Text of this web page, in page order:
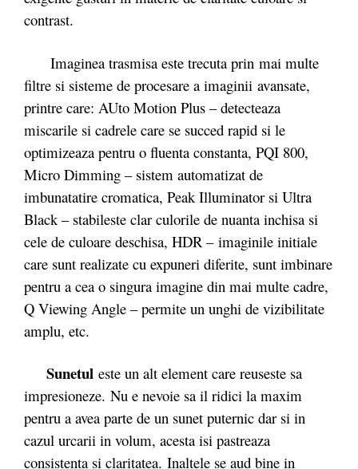
contrast.
Imaginea trasmisa este trecuta prin mai multe
filtre si sisteme de procesare a imaginii avansate,
printre care: AUto Motion Plus – detecteaza
miscarile si cadrele care se succed rapid si le
optimizeaza pentru o fluenta constanta, PQI 800,
Micro Dimming – sistem automatizat de
imbunatatire cromatica, Peak Illuminator si Ultra
Black – stabileste clar culorile de nuanta inchisa si
cele de culoare deschisa, HDR – imaginile initiale
care sunt realizate cu expuneri diferite, sunt imbinare
pentru a cea o singura imagine din mai multe cadre,
Q Viewing Angle – permite un unghi de vizibilitate
amplu, etc.
Sunetul este un alt element care reuseste sa
impresioneze. Nu e nevoie sa il ridici la maxim
pentru a avea parte de un sunet puternic dar si in
cazul urcarii in volum, acesta isi pastreaza
consistenta si claritatea. Inaltele se aud bine in